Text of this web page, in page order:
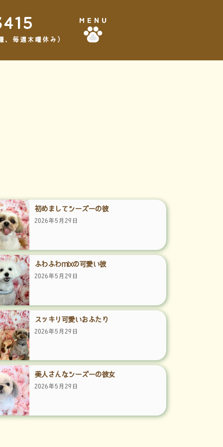
毎週木曜休み）
MENU
初めましてシーズーの彼
2026年5月29日
ふわふわmixの可愛い彼
2026年5月29日
スッキリ可愛いおふたり
2026年5月29日
美人さんなシーズーの彼女
2026年5月29日